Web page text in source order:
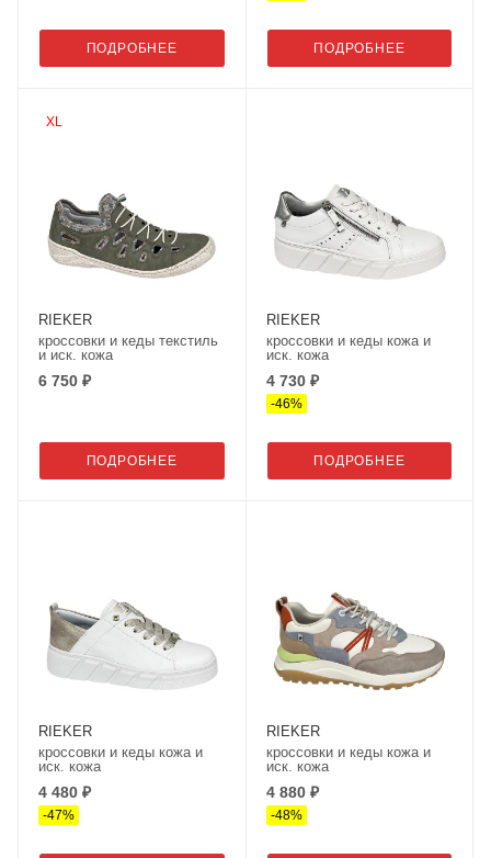
ПОДРОБНЕЕ ПОДРОБНЕЕ
XL
RIEKER
кроссовки и кеды текстиль
и иск. кожа
6 750 ₽
ПОДРОБНЕЕ
RIEKER
кроссовки и кеды кожа и
иск. кожа
4 730 ₽
-46%
ПОДРОБНЕЕ
RIEKER
кроссовки и кеды кожа и
иск. кожа
4 480 ₽
-47%
RIEKER
кроссовки и кеды кожа и
иск. кожа
4 880 ₽
-48%